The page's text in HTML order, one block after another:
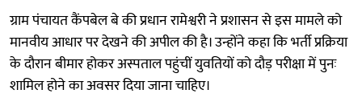
ग्राम पंचायत कैंपबेल बे की प्रधान रामेश्वरी ने प्रशासन से इस मामले को
मानवीय आधार पर देखने की अपील की है। उन्होंने कहा कि भर्ती प्रक्रिया
के दौरान बीमार होकर अस्पताल पहुंचीं युवतियों को दौड़ परीक्षा में पुनः
शामिल होने का अवसर दिया जाना चाहिए।